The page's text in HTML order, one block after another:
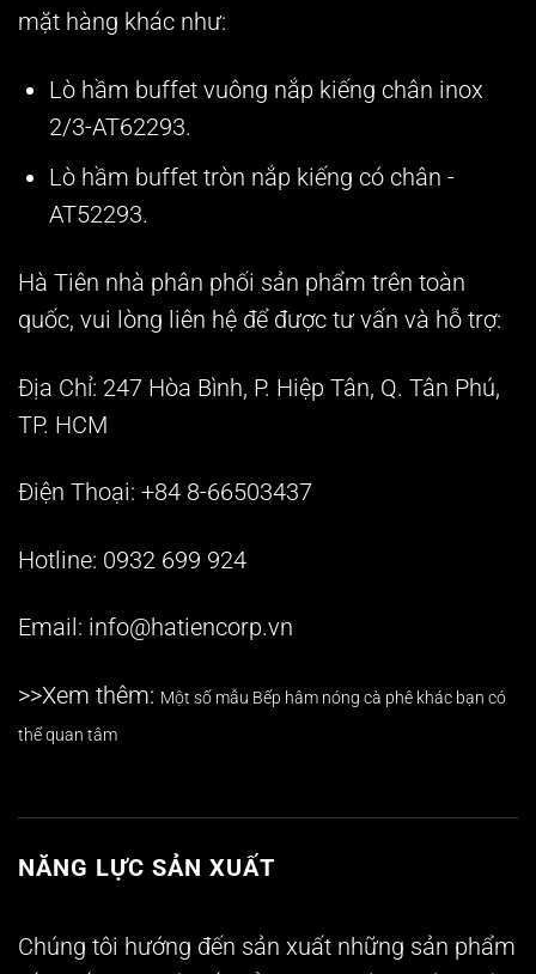
mặt hàng khác như:
Lò hầm buffet vuông nắp kiếng chân inox
2/3-AT62293.
Lò hầm buffet tròn nắp kiếng có chân -
AT52293.
Hà Tiên nhà phân phối sản phẩm trên toàn
quốc, vui lòng liên hệ để được tư vấn và hỗ trợ:
Địa Chỉ: 247 Hòa Bình, P. Hiệp Tân, Q. Tân Phú,
TP. HCM
Điện Thoại: +84 8-66503437
Hotline: 0932 699 924
Email: info@hatiencorp.vn
>>Xem thêm: Một số mẫu Bếp hâm nóng cà phê khác bạn có
thể quan tâm
NĂNG LỰC SẢN XUẤT
Chúng tôi hướng đến sản xuất những sản phẩm